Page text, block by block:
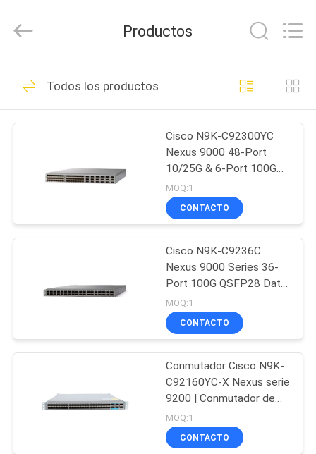
CASA
NOSOTROS
POR
FÁBRICA
Equipment
Rights
Módulo óptico del
transmisor-receptor
538
transmisor-receptor
óptico del sfp
235
Cisco módulos SFP
273
Productos
Todos los productos
Cisco N9K-C92300YC
Nexus 9000 48-Port
10/25G & 6-Port 100G
Data Center Switch
MOQ:1
CONTACTO
Cisco N9K-C9236C
Nexus 9000 Series 36-
Port 100G QSFP28 Data
Center Switch SEO
Content
MOQ:1
CONTACTO
Conmutador Cisco N9K-
C92160YC-X Nexus serie
9200 | Conmutador de
centro de datos 48x
10/25G SFP28 y 12x
40/100G QSFP28
MOQ:1
CONTACTO